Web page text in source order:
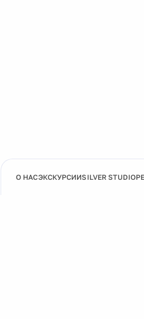
О НАСЭКСКУРСИИSILVER STUDIO